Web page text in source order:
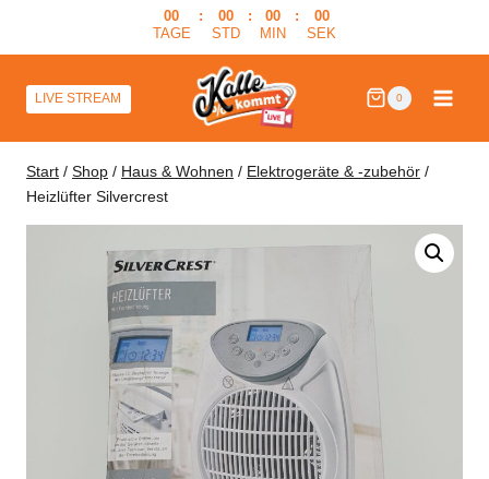
00
TAGE
:
00
STD
:
00
MIN
:
00
SEK
LIVE STREAM 0
Start / Shop / Haus & Wohnen / Elektrogeräte & -zubehör /
Heizlüfter Silvercrest